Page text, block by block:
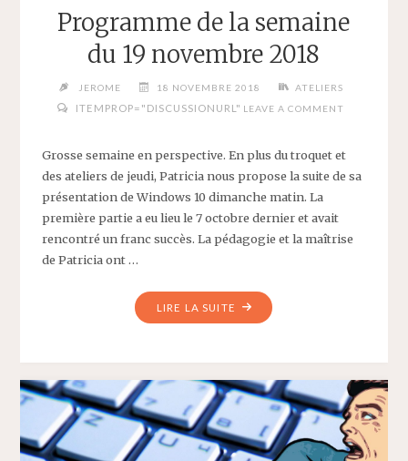
Programme de la semaine
du 19 novembre 2018
JEROME 18 NOVEMBRE 2018 ATELIERS
ITEMPROP="DISCUSSIONURL" LEAVE A COMMENT
Grosse semaine en perspective. En plus du troquet et
des ateliers de jeudi, Patricia nous propose la suite de sa
présentation de Windows 10 dimanche matin. La
première partie a eu lieu le 7 octobre dernier et avait
rencontré un franc succès. La pédagogie et la maîtrise
de Patricia ont …
LIRE LA SUITE "PROGRAMME
DU
NOVEMBRE
2018"